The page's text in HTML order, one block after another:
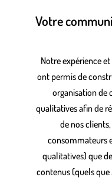
Votre
Notre expérience
ont permis de
organisation de
qualitatives afin de
de nos
consommateurs
qualitatives) que
contenus (quels